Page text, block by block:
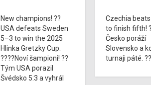
New champions! ??
USA defeats Sweden
5–3 to win the 2025
Hlinka Gretzky Cup.
????Noví šampioni! ??
Tým USA porazil
Švédsko 5:3 a vyhrál
Czechia
to finish fifth!
Česko poráží
Slovensko a
turnaji páté.